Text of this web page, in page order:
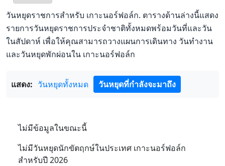
วันหยุดราชการสำหรับ เกาะนอร์ฟอล์ก. ตารางด้านล่างนี้แสดง
รายการวันหยุดราชการประจำชาติทั้งหมดพร้อมวันที่และวัน
ในสัปดาห์ เพื่อให้คุณสามารถวางแผนการเดินทาง วันทำงาน
และวันหยุดพักผ่อนใน เกาะนอร์ฟอล์ก
แสดง: วันหยุดทั้งหมด วันหยุดที่กำลังจะมาถึง
ไม่มีข้อมูลในขณะนี้
ไม่มีวันหยุดนักขัตฤกษ์ในประเทศ เกาะนอร์ฟอล์ก
สำหรับปี 2026